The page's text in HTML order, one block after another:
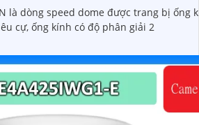
là dòng speed dome được trang bị ống
cự, ống kính có độ phân giải 2